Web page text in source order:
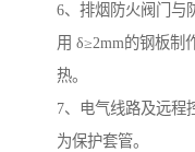
6、排烟防火阀门与
用 δ≥2mm的钢板制
热。
7、电气线路及远程
为保护套管。